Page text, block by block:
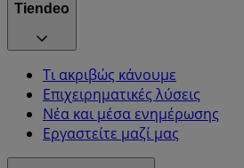
Tiendeo
Τι ακριβώς κάνουμε
Επιχειρηματικές λύσεις
Νέα και μέσα ενημέρωσης
Εργαστείτε μαζί μας